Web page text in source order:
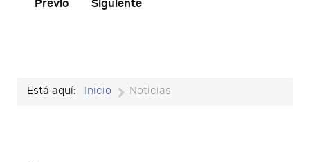
Previo Siguiente
Está aquí: Inicio Noticias